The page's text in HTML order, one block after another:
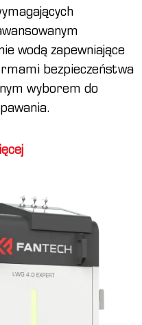
wodą zapewniające
bezpieczeństwa
wyborem do